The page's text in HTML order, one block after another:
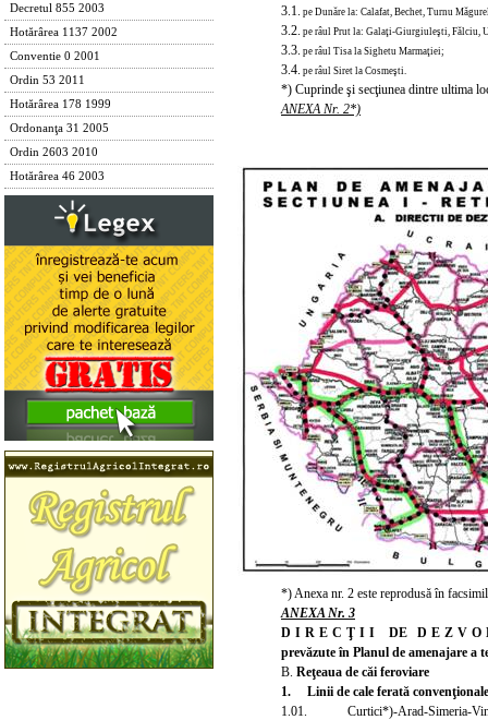
Decretul 855 2003
Hotărârea 1137 2002
Conventie 0 2001
Ordin 53 2011
Hotărârea 178 1999
Ordonanţa 31 2005
Ordin 2603 2010
Hotărârea 46 2003
3.1.
pe Dunăre la: Calafat, Bechet, Turnu
3.2. pe râul Prut la: Galaţi-Giurgiuleşti, Fălciu,
3.3. pe râul Tisa la Sighetu Marmaţiei;
3.4. pe râul Siret la Cosmeşti.
*) Cuprinde şi secţiunea dintre ultima
ANEXA Nr. 2*)
*) Anexa nr. 2 este reprodusă în
ANEXA Nr. 3
DIRECŢII
DE
prevăzute în Planul de amenajare
B. Reţeaua de căi feroviare
1. Linii de cale ferată
1.01. Curtici*)-Arad-Simeria-